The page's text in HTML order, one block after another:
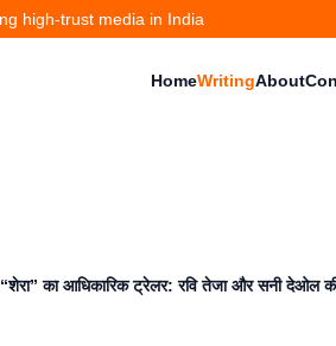
high-trust media in India
HomeWritingAbout
“शेरा” का आधिकारिक ट्रेलर: रवि तेजा और सनी देओल